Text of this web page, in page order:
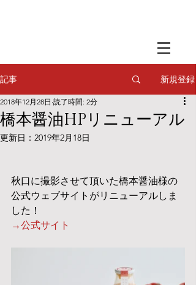
フードスタイリング
記事 新規登録
橋本醤油HPリニューアル
2018年12月28日 読了時間: 2分
更新日： 2019年2月18日
秋口に撮影させて頂いた橋本醤油様の
公式ウェブサイトがリニューアルしま
した！
→公式サイト